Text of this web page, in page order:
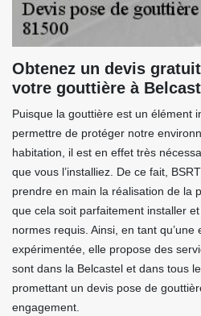
Obtenez un devis
votre gouttière à
Puisque la gouttière est un élément
permettre de protéger notre
habitation, il est en effet très
que vous l’installiez. De ce fait,
prendre en main la réalisation de la
que cela soit parfaitement installer
normes requis. Ainsi, en tant qu’une
expérimentée, elle propose des
sont dans la Belcastel et dans tous
promettant un devis pose de
engagement.